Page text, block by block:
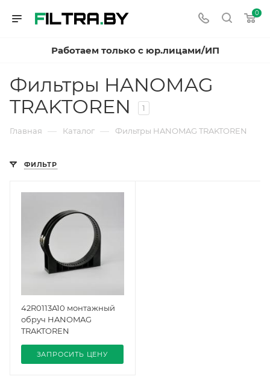
0
Работаем только с юр.лицами/ИП
Фильтры HANOMAG
TRAKTOREN
1
Главная — Каталог — Фильтры HANOMAG TRAKTOREN
ФИЛЬТР
42R0113A10 монтажный
обруч HANOMAG
TRAKTOREN
ЗАПРОСИТЬ ЦЕНУ